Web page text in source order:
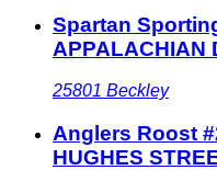
Spartan
APPALACHIAN
25801 Beckley
Anglers Roost
HUGHES